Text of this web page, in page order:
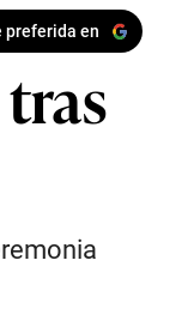
preferida en